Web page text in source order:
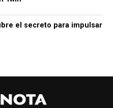
el secreto para impulsar